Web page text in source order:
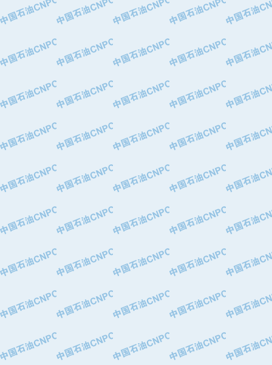
·托肯恒山科技（广州）有限公司
·北京德泰联华科技发展有限公司
·美钻石油钻采系统（上海）有限公司
·陕西爱瑞德控制工程有限公司
·成都皖东仪表电缆成套系统有限公司
·成都中寰机电设备有限公司
·河北保定天威集团特变电气有限公司
·中国石油辽阳石油化纤公司
·托肯恒山科技（广州）有限公司
·大庆油田飞马有限公司
·大庆油田有限责任公司
·中国石油华北油田公司
·中国石油锦西石化分公司
·天津钢管集团股份有限公司
·深圳市肯多斯实业发展有限公司
·瓦卢瑞克.曼内斯曼石油专用管（德
·无锡西姆莱斯石油专用管制造有限公
·武汉钢铁（集团）公司
·太原钢铁(集团)有限公司
·马鞍山钢铁股份有限公司